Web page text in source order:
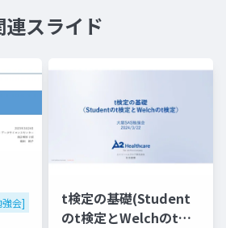
連スライド
会]
t検定の基礎(Student
のt検定とWelchのt検